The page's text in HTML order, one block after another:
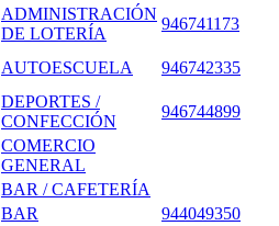
ADMINISTRACIÓN
DE LOTERÍA
946741173
AUTOESCUELA 946742335
DEPORTES /
CONFECCIÓN
946744899
COMERCIO
GENERAL
BAR / CAFETERÍA
BAR
944049350